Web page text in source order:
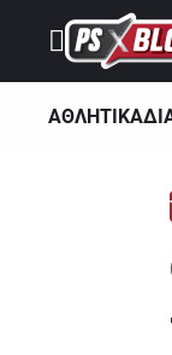
ΑΘΛΗΤΙΚΑ